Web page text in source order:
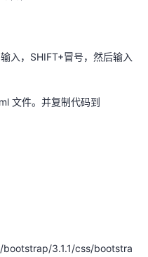
入，SHIFT+冒号，然后输入
文件。并复制代码到
3.1.1/css/bootstra